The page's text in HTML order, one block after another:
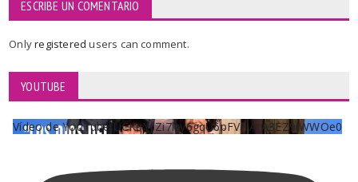
ESCRIBE UN COMENTARIO
Onlyregisteredusers can comment.
YOUTUBE
Vídeo de YouTube UCKqYjiZi7lzy6gqU6pFVFiA_A3EZ9JWWOe0